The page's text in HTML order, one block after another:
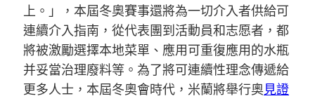
上。」，本屆冬奧賽事還將為一切介入者供給可
連續介入指南，從代表團到活動員和志愿者，都
將被激勵選擇本地菜單、應用可重復應用的水瓶
并妥當治理廢料等。為了將可連續性理念傳遞給
更多人士，本屆冬奧會時代，米蘭將舉行奧見證